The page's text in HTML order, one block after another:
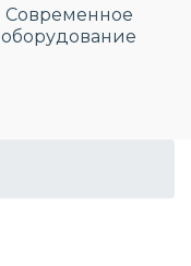
Современное
оборудование